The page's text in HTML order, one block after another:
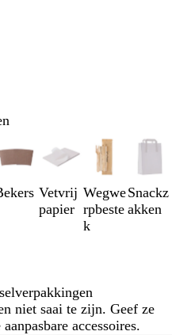
Vetvrij
papier
Wegwe
rpbeste
k
Snackz
akken
niet saai te zijn. Geef ze
accessoires.